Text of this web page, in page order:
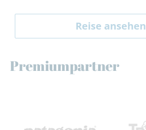
Reise ansehen
Premiumpartner